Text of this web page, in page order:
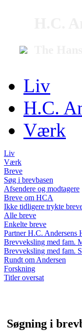
Liv
H.C.
Værk
Liv
Værk
Breve
Søg i brevbasen
Afsendere og modtagere
Breve om HCA
Ikke tidligere trykte
Alle breve
Enkelte breve
Partner H.C. Andersens
Brevveksling med fam.
Brevveksling med fam.
Rundt om Andersen
Forskning
Titler oversat
Søgning i